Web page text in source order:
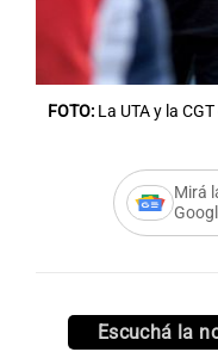
FOTO: La UTA y la
Mirá
Escuchá la